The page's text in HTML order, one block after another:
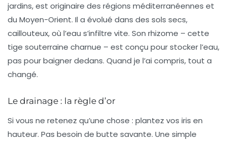
jardins, est originaire des régions méditerranéennes et
du Moyen-Orient. Il a évolué dans des sols secs,
caillouteux, où l’eau s’infiltre vite. Son rhizome – cette
tige souterraine charnue – est conçu pour stocker l’eau,
pas pour baigner dedans. Quand je l’ai compris, tout a
changé.
Le drainage : la règle d’or
Si vous ne retenez qu’une chose : plantez vos iris en
hauteur. Pas besoin de butte savante. Une simple